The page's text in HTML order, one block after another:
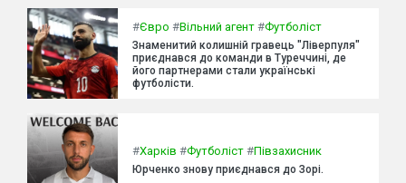
#Євро #Вільний агент #Футболіст
Знаменитий колишній гравець "Ліверпуля"
приєднався до команди в Туреччині, де
його партнерами стали українські
футболісти.
#Харків #Футболіст #Півзахисник
Юрченко знову приєднався до Зорі.